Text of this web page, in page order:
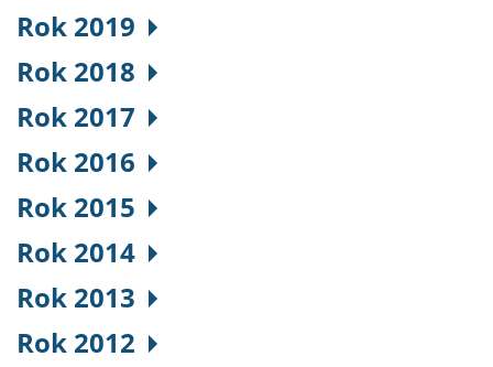
Rok 2019
Rok 2018
Rok 2017
Rok 2016
Rok 2015
Rok 2014
Rok 2013
Rok 2012